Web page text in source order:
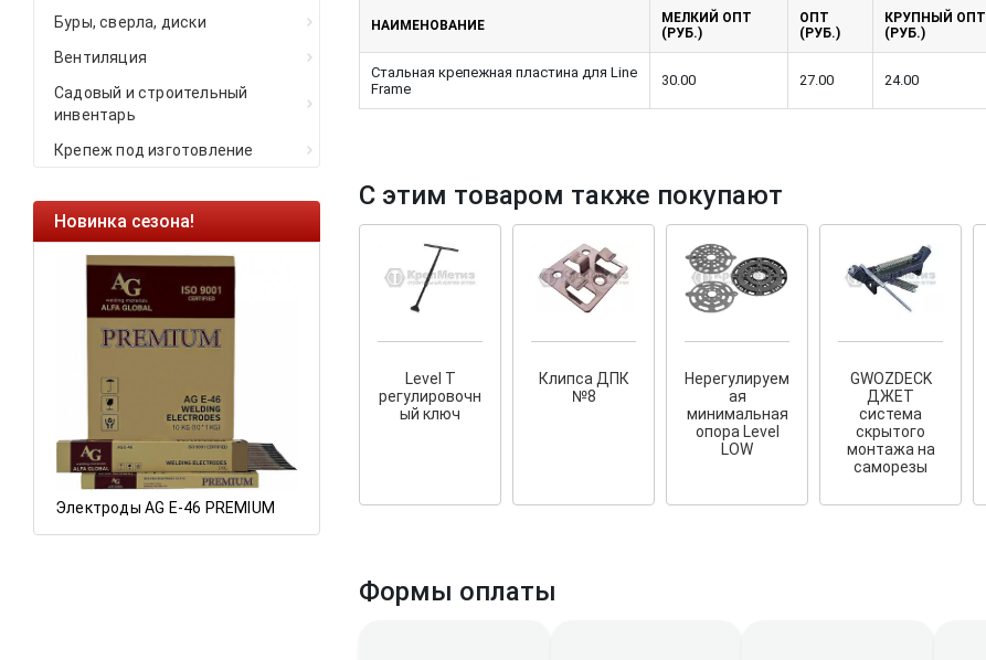
Буры, сверла, диски
Вентиляция
Садовый и строительный
инвентарь
Крепеж под изготовление
Новинка сезона!
Электроды AG E-46 PREMIUM
Ликвидация остатков!
Саморезы кровельные HKR-R
HARPOON EURO
Cкрытый крепеж
Крепление террас и фасадов
У нас появился
НАИМЕНОВАНИЕ
МЕЛКИЙ ОПТ
(РУБ.)
ОПТ
(РУБ.)
КРУПНЫЙ ОПТ
(РУБ.)
Стальная крепежная пластина для Line
Frame
30.00 27.00 24.00
С этим товаром также покупают
Level T
регулировочн
ый ключ
Клипса ДПК
№8
Нерегулируем
ая
минимальная
опора Level
LOW
GWOZDECK
ДЖЕТ
система
скрытого
монтажа на
саморезы
Формы оплаты